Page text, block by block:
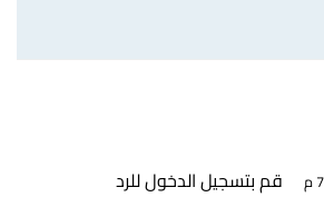
قم بتسجيل الدخول للرد